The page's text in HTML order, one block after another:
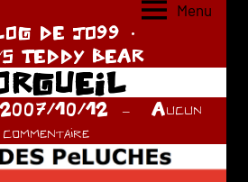
Menu
DE JO99
TEDDY BEAR
2007/10/12
Aucun
commentaire